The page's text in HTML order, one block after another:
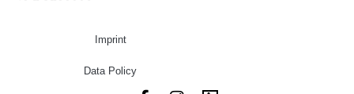
Imprint
Data Policy